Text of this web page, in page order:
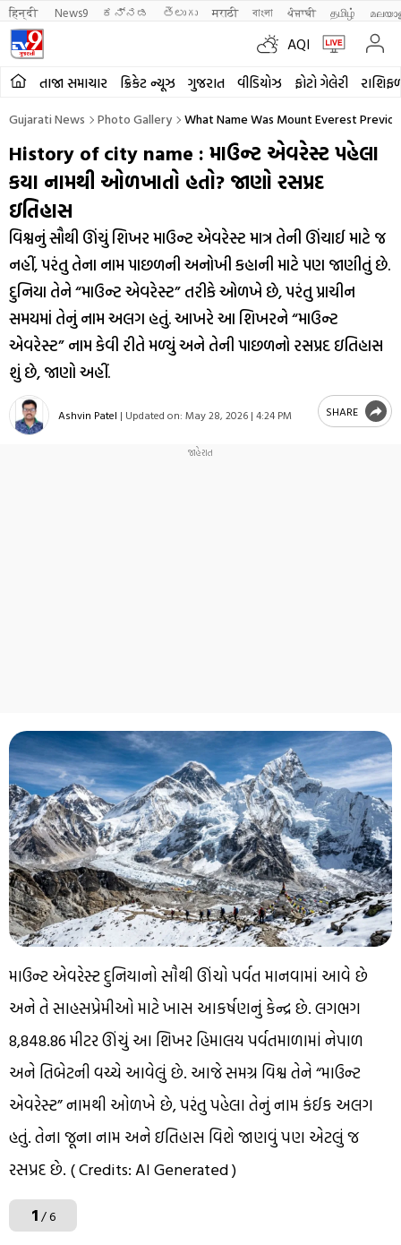
हिन्दी News9 ಕನ್ನಡ తెలుగు मराठी বাংলা ਪੰਜਾਬੀ தமிழ்
AQI
તાજા સમાચાર ક્રિકેટ ન્યૂઝ ગુજરાત વીડિયોઝ ફોટો ગેલેરી
Gujarati News Photo Gallery What Name Was Mount Everest
History of city name : માઉન્ટ એવરેસ્ટ પહેલા
કયા નામથી ઓળખાતો હતો? જાણો રસપ્રદ
ઇતિહાસ
વિશ્વનું સૌથી ઊંચું શિખર માઉન્ટ એવરેસ્ટ માત્ર તેની ઊંચાઈ માટે જ
નહીં, પરંતુ તેના નામ પાછળની અનોખી કહાની માટે પણ જાણીતું છે.
દુનિયા તેને “માઉન્ટ એવરેસ્ટ” તરીકે ઓળખે છે, પરંતુ પ્રાચીન
સમયમાં તેનું નામ અલગ હતું. આખરે આ શિખરને “માઉન્ટ
એવરેસ્ટ” નામ કેવી રીતે મળ્યું અને તેની પાછળનો રસપ્રદ ઇતિહાસ
શું છે, જાણો અહીં.
Ashvin Patel | Updated on: May 28, 2026 | 4:24 PM SHARE
માઉન્ટ એવરેસ્ટ દુનિયાનો સૌથી ઊંચો પર્વત માનવામાં આવે છે
અને તે સાહસપ્રેમીઓ માટે ખાસ આકર્ષણનું કેન્દ્ર છે. લગભગ
8,848.86 મીટર ઊંચું આ શિખર હિમાલય પર્વતમાળામાં નેપાળ
અને તિબેટની વચ્ચે આવેલું છે. આજે સમગ્ર વિશ્વ તેને “માઉન્ટ
એવરેસ્ટ” નામથી ઓળખે છે, પરંતુ પહેલા તેનું નામ કંઈક અલગ
હતું. તેના જૂના નામ અને ઇતિહાસ વિશે જાણવું પણ એટલું જ
રસપ્રદ છે. ( Credits: AI Generated )
1/ 6